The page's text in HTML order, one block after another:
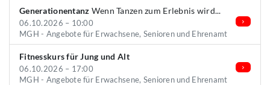
Generationentanz Wenn Tanzen zum Erlebnis wird...
06.10.2026 – 10:00
MGH - Angebote für Erwachsene, Senioren und Ehrenamt
Fitnesskurs für Jung und Alt
06.10.2026 – 17:00
MGH - Angebote für Erwachsene, Senioren und Ehrenamt